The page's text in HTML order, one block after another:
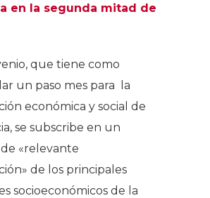
en la segunda mitad de
que tiene como
un paso mes para la
económica y social de
se subscribe en un
«relevante
de los principales
socioeconómicos de la